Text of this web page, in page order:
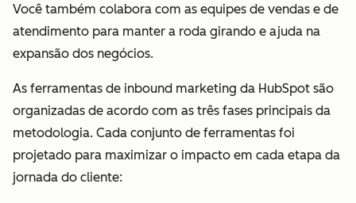
Você também colabora com as equipes de vendas e de
atendimento para manter a roda girando e ajuda na
expansão dos negócios.
As ferramentas de inbound marketing da HubSpot são
organizadas de acordo com as três fases principais da
metodologia. Cada conjunto de ferramentas foi
projetado para maximizar o impacto em cada etapa da
jornada do cliente: